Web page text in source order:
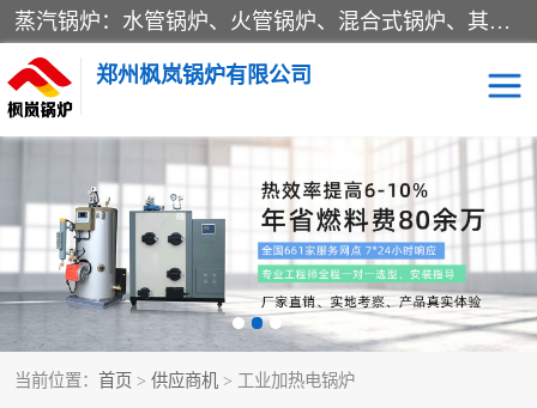
蒸汽锅炉：水管锅炉、火管锅炉、混合式锅炉、其他蒸汽锅炉； 热水锅炉：家用型集中供暖用热水锅炉、其他热水锅炉； 有机热载体锅炉； 船用蒸汽锅炉； （锅炉用辅助设备及装置）蒸汽冷凝器：表面冷凝器、混合式冷凝器、空冷式冷凝器、其他蒸汽冷凝器； 锅炉用辅助设备：节热器、蒸汽收集器、蓄能器、烟垢清除器、气体回收器、泥渣刮除器、空气预热器、其他锅炉用辅助设备；
郑州枫岚锅炉有限公司
当前位置： 首页 > 供应商机 > 工业加热电锅炉